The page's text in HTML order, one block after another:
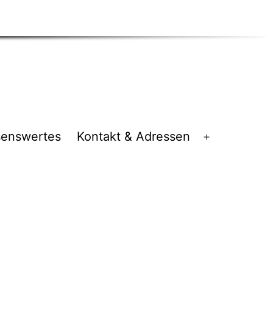
Kontakt & Adressen